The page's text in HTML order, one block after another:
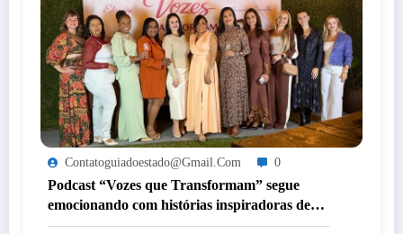
Contatoguiadoestado@gmail.com 0
Podcast “Vozes que Transformam” segue
emocionando com histórias inspiradoras de
mulheres de Itaperuna